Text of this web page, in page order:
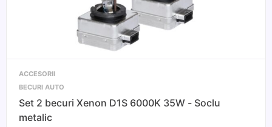
ACCESORII
BECURI AUTO
Set 2 becuri Xenon D1S 6000K 35W - Soclu
metalic